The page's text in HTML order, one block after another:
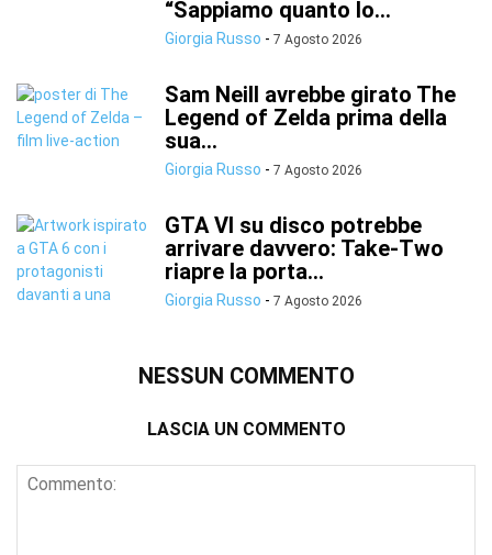
“Sappiamo quanto lo...
Giorgia Russo - 7 Agosto 2026
Sam Neill avrebbe girato The
Legend of Zelda prima della
sua...
Giorgia Russo - 7 Agosto 2026
GTA VI su disco potrebbe
arrivare davvero: Take-Two
riapre la porta...
Giorgia Russo - 7 Agosto 2026
NESSUN COMMENTO
LASCIA UN COMMENTO